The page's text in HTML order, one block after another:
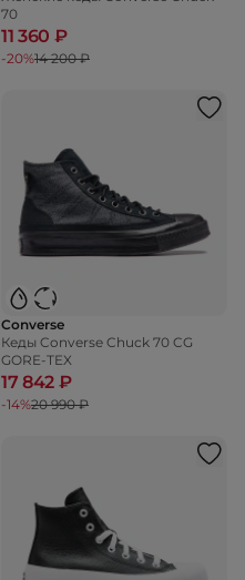
70
11 360 ₽
-20%14 200 ₽
Converse
Кеды Converse Chuck 70 CG
GORE-TEX
17 842 ₽
-14%20 990 ₽